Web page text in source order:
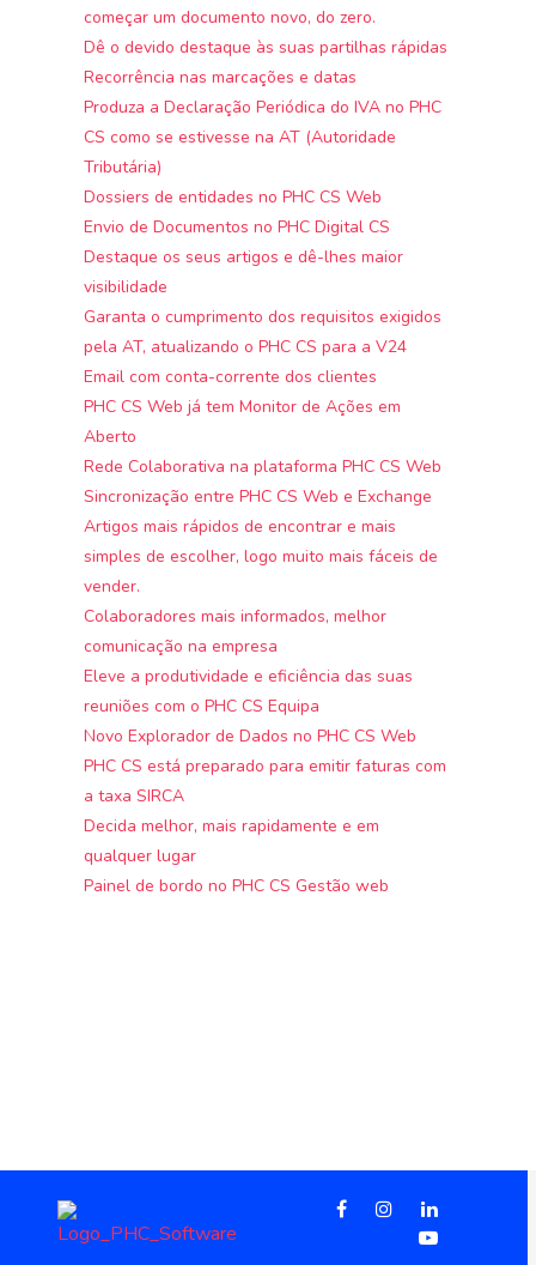
começar um documento novo, do zero.
Dê o devido destaque às suas partilhas rápidas
Recorrência nas marcações e datas
Produza a Declaração Periódica do IVA no PHC
CS como se estivesse na AT (Autoridade
Tributária)
Dossiers de entidades no PHC CS Web
Envio de Documentos no PHC Digital CS
Destaque os seus artigos e dê-lhes maior
visibilidade
Garanta o cumprimento dos requisitos exigidos
pela AT, atualizando o PHC CS para a V24
Email com conta-corrente dos clientes
PHC CS Web já tem Monitor de Ações em
Aberto
Rede Colaborativa na plataforma PHC CS Web
Sincronização entre PHC CS Web e Exchange
Artigos mais rápidos de encontrar e mais
simples de escolher, logo muito mais fáceis de
vender.
Colaboradores mais informados, melhor
comunicação na empresa
Eleve a produtividade e eficiência das suas
reuniões com o PHC CS Equipa
Novo Explorador de Dados no PHC CS Web
PHC CS está preparado para emitir faturas com
a taxa SIRCA
Decida melhor, mais rapidamente e em
qualquer lugar
Painel de bordo no PHC CS Gestão web